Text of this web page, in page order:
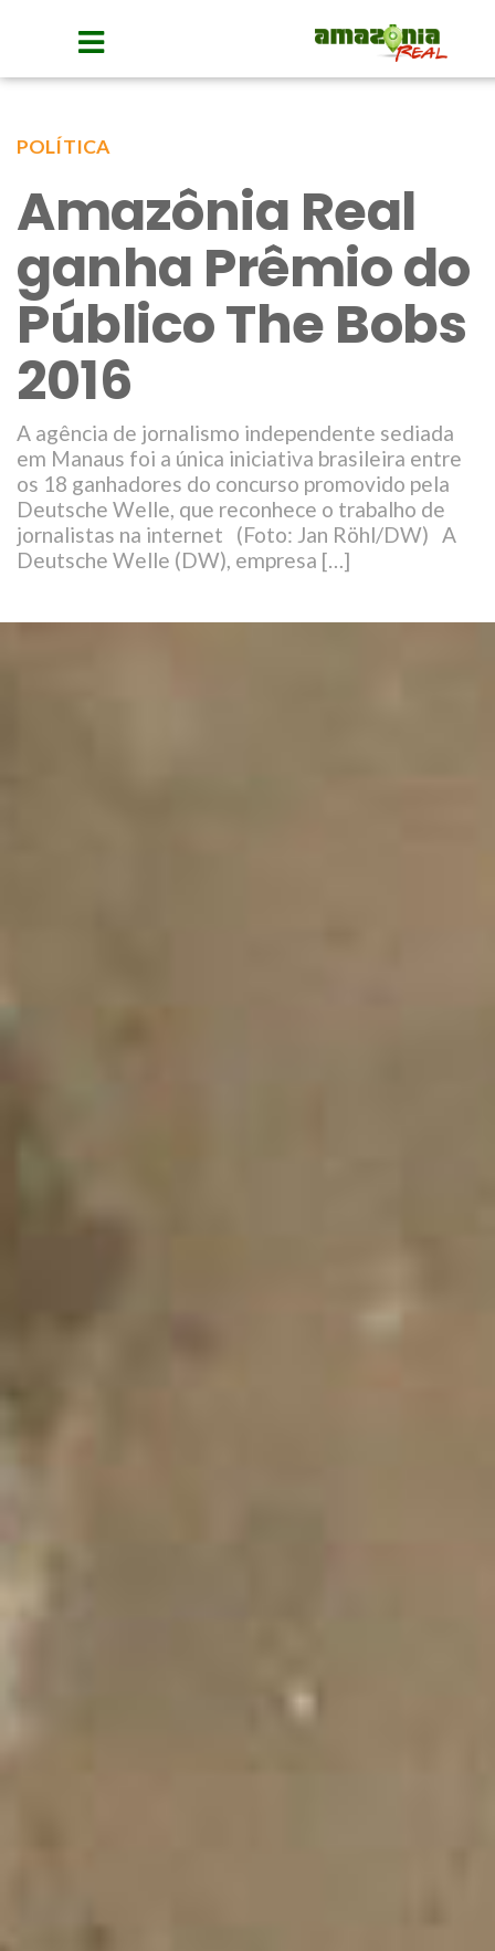
POLÍTICA
Amazônia Real
ganha Prêmio do
Público The Bobs
2016
A agência de jornalismo independente sediada
em Manaus foi a única iniciativa brasileira entre
os 18 ganhadores do concurso promovido pela
Deutsche Welle, que reconhece o trabalho de
jornalistas na internet (Foto: Jan Röhl/DW) A
Deutsche Welle (DW), empresa […]